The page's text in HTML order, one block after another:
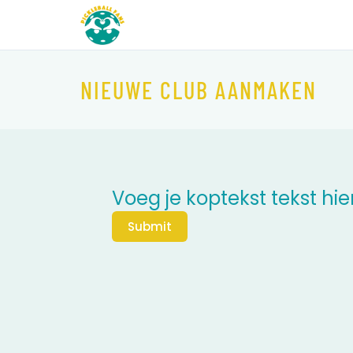
NIEUWE CLUB AANMAKEN
Voeg je koptekst tekst